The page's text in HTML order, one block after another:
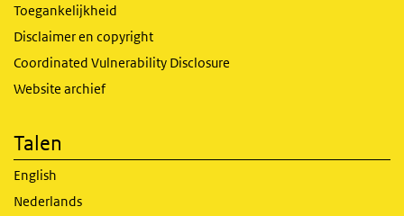
Toegankelijkheid
Disclaimer en copyright
Coordinated Vulnerability Disclosure
Website archief
Talen
English
Nederlands